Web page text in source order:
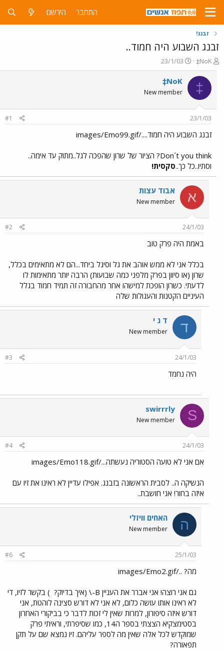
התחבר הירשם
זבנג!
זבנג השבוע היה חמוד..
פ
ו
ת
ח
ה
ש
א
‡NoK
פ
ו
ר
ם
ר
23/1/03
‡
‡NoK
New member
23/1/03
#1
זבנג השבוע היה חמוד..../images/Emo99.gif
Don´t you think? הציור של שרון שהפכה לגל..מתוק עד אימה..
וסתיו..כל כך..סקסית!
א אבוד עצות
New member
24/1/03
#2
באמת היה פרק טוב
בכלל אני לא ממש אוהב את גל וסיגל ביחד...הם לא מתאימים בכלל,
שרון (או סיוון בפרק מלפני כמה שבועות) הרבה יותר מתאימות לו
לדעתי. כשרון הופכת למישהו אחר מהחבורה זה תמיד חמוד בגלל
העיניים הקטנות והעגולות שלה
ד ד ג י
New member
24/1/03
#3
היה נחמד
S
swirrrly
New member
24/1/03
#4
אם אני לא טועה הסטוריה נעשתה.../images/Emo118.gif
הנשיקה ה.. לסבית הראשונה בזבנג. אפילו עדיין לא ראינו את זיו עם
איזה בחור! אני חושבת..
ה האחים וויזלי
New member
25/1/03
#6
מה? ../images/Emo2.gif
גם אני רוצה! אני אברר את העניין B-\ (איך בדיוק?
) בקשר לזיו, די
לא ראינו אותו עושה כלום, לא אני לא דורש סצינה לוהטת, אני
דורש איזה סיפורון, למרות שאין לי זכות לדבר כי בביקורי האחרון
בסטימצקיא הצצתי בספר ה14, כמו שסיפרתי, וראיתי פרק
שמוקדש לכל אלה שאין מה לספר עליהם. זיו נמצא שם על תקן
תפאורה?